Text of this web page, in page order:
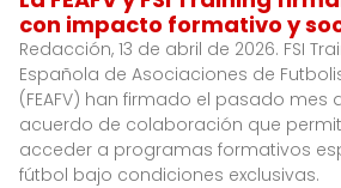
con impacto formativo y
Redacción, 13 de abril de 2026. FSI
Española de Asociaciones de
(FEAFV) han firmado el pasado mes
acuerdo de colaboración que
acceder a programas formativos
fútbol bajo condiciones exclusivas.